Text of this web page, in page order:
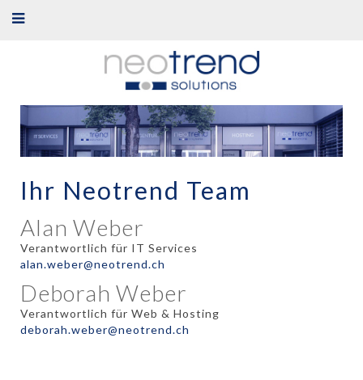
Ihr Neotrend Team
Alan Weber
Verantwortlich für IT Services
alan.weber@neotrend.ch
Deborah Weber
Verantwortlich für Web & Hosting
deborah.weber@neotrend.ch